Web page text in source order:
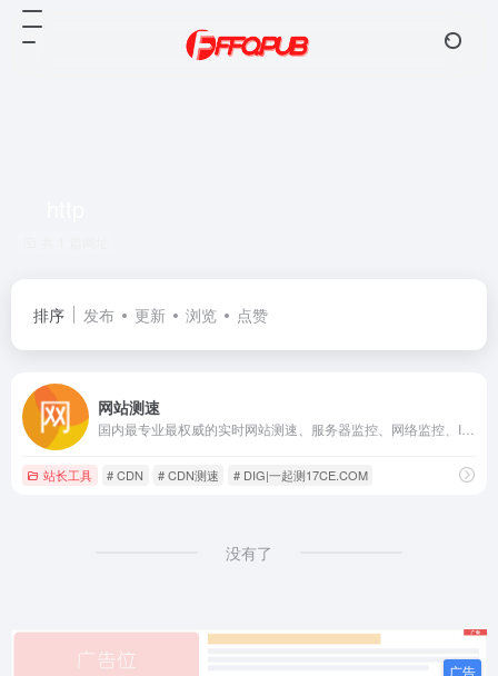
排序 发布 更新 浏览 点赞
网站测速
站长工具 # CDN # CDN测速 # DIG|一起测17CE.COM
没有了